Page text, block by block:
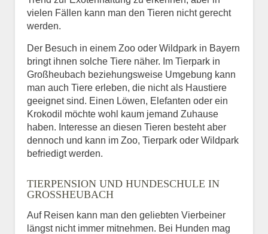
vielen Fällen kann man den Tieren nicht gerecht
werden.
Der Besuch in einem Zoo oder Wildpark in Bayern
bringt ihnen solche Tiere näher. Im Tierpark in
Großheubach beziehungsweise Umgebung kann
man auch Tiere erleben, die nicht als Haustiere
geeignet sind. Einen Löwen, Elefanten oder ein
Krokodil möchte wohl kaum jemand Zuhause
haben. Interesse an diesen Tieren besteht aber
dennoch und kann im Zoo, Tierpark oder Wildpark
befriedigt werden.
TIERPENSION UND HUNDESCHULE IN
GROSSHEUBACH
Auf Reisen kann man den geliebten Vierbeiner
längst nicht immer mitnehmen. Bei Hunden mag